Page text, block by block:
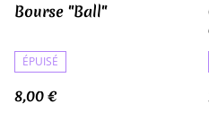
Bourse "Ball"
ÉPUISÉ
8,00 €